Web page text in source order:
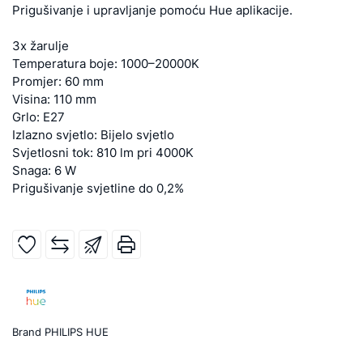
Prigušivanje i upravljanje pomoću Hue aplikacije.
3x žarulje
Temperatura boje: 1000–20000K
Promjer: 60 mm
Visina: 110 mm
Grlo: E27
Izlazno svjetlo: Bijelo svjetlo
Svjetlosni tok: 810 lm pri 4000K
Snaga: 6 W
Prigušivanje svjetline do 0,2%
Brand PHILIPS HUE